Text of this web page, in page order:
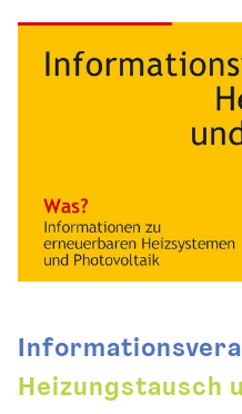
Heizungstausch